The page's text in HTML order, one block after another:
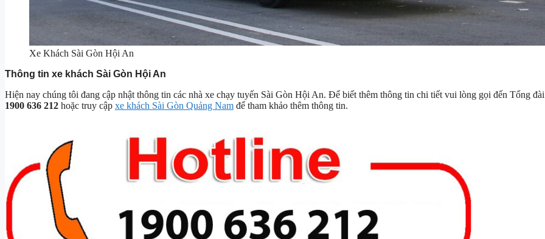
Xe Khách Sài Gòn Hội An
Thông tin xe khách Sài Gòn Hội An
Hiện nay chúng tôi đang cập nhật thông tin các nhà xe chạy tuyến Sài Gòn Hội An. Để biết thêm thông tin chi tiết vui lòng gọi đến Tổng
1900 636 212 hoặc truy cập xe khách Sài Gòn Quảng Nam để tham khảo thêm thông tin.